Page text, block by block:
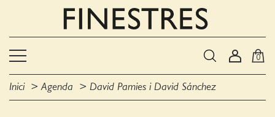
0
Inici Agenda David Pamies i David Sánchez